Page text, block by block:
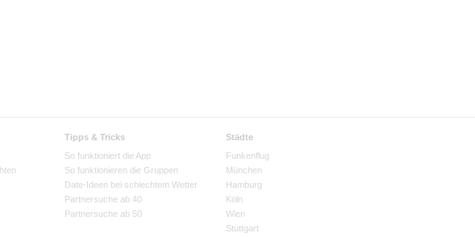
Tipps & Tricks
So funktioniert die App
So funktionieren die Gruppen
Date-Ideen bei schlechtem Wetter
Partnersuche ab 40
Partnersuche ab 50
Städte
Funkenflug
München
Hamburg
Köln
Wien
Stuttgart